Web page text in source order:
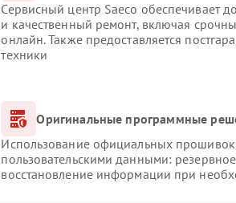
Сервисный центр Saeco обеспечивает
и качественный ремонт, включая
онлайн. Также предоставляется
техники
Оригинальные программные
Использование официальных прошивок
пользовательскими данными:
восстановление информации при